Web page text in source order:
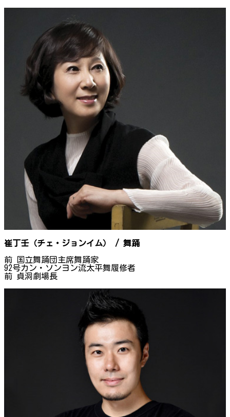
崔丁壬（チェ・ジョンイム） / 舞踊
前 国立舞踊団主席舞踊家
92号カン・ソンヨン流太平舞履修者
前 貞洞劇場長